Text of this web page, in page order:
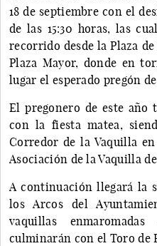
18 de septiembre con el
de las 15:30 horas, las
recorrido desde la Plaza
Plaza Mayor, donde en
lugar el esperado pregón de
El pregonero de este año
con la fiesta matea,
Corredor de la Vaquilla
Asociación de la Vaquilla
A continuación llegará la
los Arcos del
vaquillas
culminarán con el Toro de